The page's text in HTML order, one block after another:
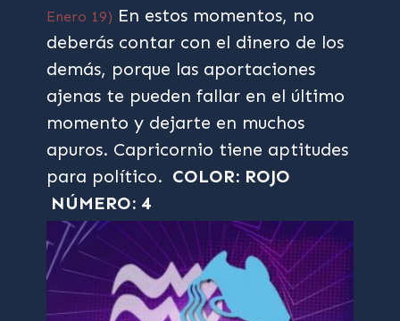
Enero 19) En estos momentos, no
deberás contar con el dinero de los
demás, porque las aportaciones
ajenas te pueden fallar en el último
momento y dejarte en muchos
apuros. Capricornio tiene aptitudes
para político. COLOR: ROJO
NÚMERO: 4